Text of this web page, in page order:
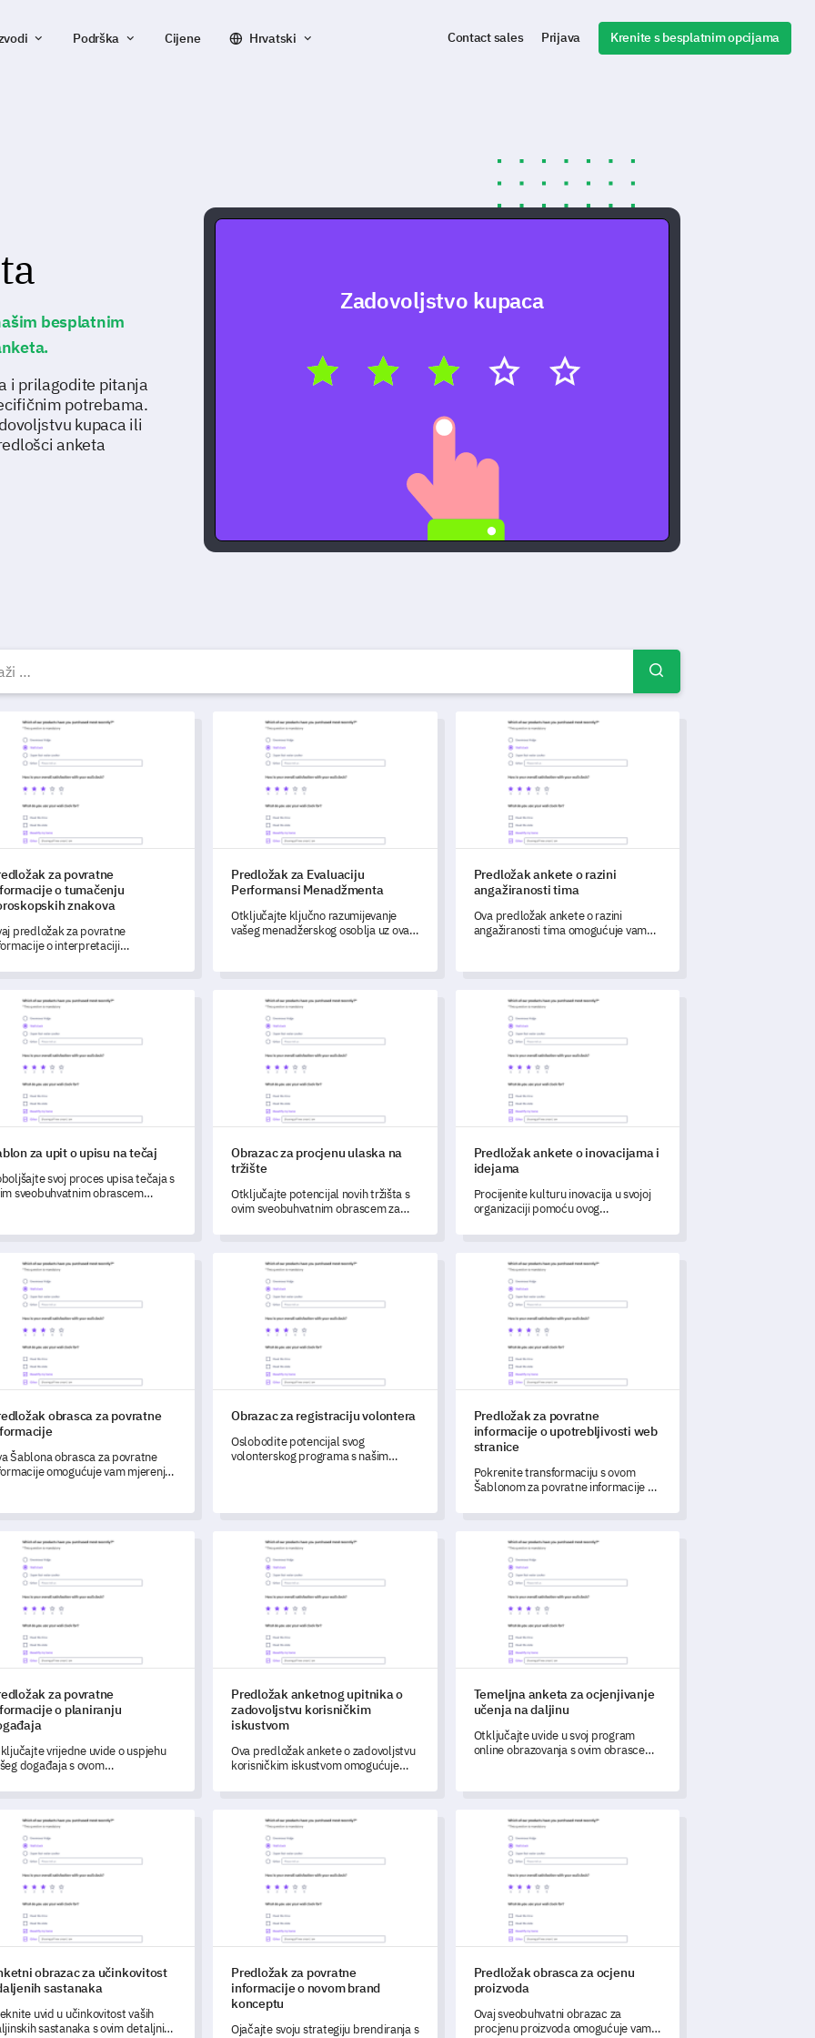
Podrška Cijene Hrvatski Contact sales Prijava Krenite s besplatnim opcijama
besplatnim
i prilagodite pitanja
potrebama.
kupaca ili
anketa
Zadovoljstvo kupaca
predlošci anketa — Primjeri i obrasci
za povratne informacije o tumačenju horoskopskih znakova
za povratne
o tumačenju
znakova
predložak za povratne
o interpretaciji
da procijenite kako vaši kupci
svojih horoskopskih
Predložak za Evaluaciju Performansi Menadžmenta
Predložak za Evaluaciju
Performansi Menadžmenta
Otključajte ključno razumijevanje
vašeg menadžerskog osoblja uz ovaj
Predložak ankete o razini angažiranosti tima
Predložak ankete o razini
angažiranosti tima
Ova predložak ankete o razini
angažiranosti tima omogućuje vam
osobne razine angažiranosti.
za upit o upisu na tečaj
za upit o upisu na tečaj
svoj proces upisa tečaja s
sveobuhvatnim obrascem
Obrazac za procjenu ulaska na tržište
Obrazac za procjenu ulaska na
tržište
Otključajte potencijal novih tržišta s
ovim sveobuhvatnim obrascem za
osmišljen za identificiranje prilika,
Predložak ankete o inovacijama i idejama
Predložak ankete o inovacijama i
idejama
Procijenite kulturu inovacija u svojoj
organizaciji pomoću ovog
obrasca za povratne informacije
obrasca za povratne
Šablona obrasca za povratne
omogućuje vam mjerenje
Obrazac za registraciju volontera
Obrazac za registraciju volontera
Oslobodite potencijal svog
volonterskog programa s našim
Predložak za povratne informacije o upotrebljivosti web
Predložak za povratne
informacije o upotrebljivosti web
stranice
Pokrenite transformaciju s ovom
Šablonom za povratne informacije o
osmišljenom za otključavanje uvida
za povratne informacije o planiranju događaja
za povratne
o planiranju
vrijedne uvide o uspjehu
događaja s ovom
dizajniranim za
Predložak anketnog upitnika o zadovoljstvu korisničkim iskustvom
Predložak anketnog upitnika o
zadovoljstvu korisničkim
iskustvom
Ova predložak ankete o zadovoljstvu
korisničkim iskustvom omogućuje
identificiranje snažnih strana i
za vaš proizvod.
Temeljna anketa za ocjenjivanje učenja na daljinu
Temeljna anketa za ocjenjivanje
učenja na daljinu
Otključajte uvide u svoj program
online obrazovanja s ovim obrascem
obrazac za učinkovitost udaljenih sastanaka
obrazac za učinkovitost
sastanaka
uvid u učinkovitost vaših
sastanaka s ovim detaljnim
Predložak za povratne informacije o novom brand konceptu
Predložak za povratne
informacije o novom brand
konceptu
Ojačajte svoju strategiju brendiranja s
Predložak obrasca za ocjenu proizvoda
Predložak obrasca za ocjenu
proizvoda
Ovaj sveobuhvatni obrazac za
procjenu proizvoda omogućuje vam